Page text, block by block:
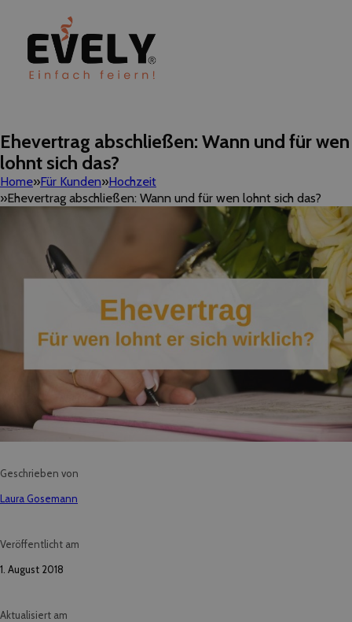
Ehevertrag abschließen: Wann und für wen
lohnt sich das?
Home Für Kunden Hochzeit
Ehevertrag abschließen: Wann und für wen lohnt sich das?
Geschrieben von
Laura Gosemann
Veröffentlicht am
1. August 2018
Aktualisiert am